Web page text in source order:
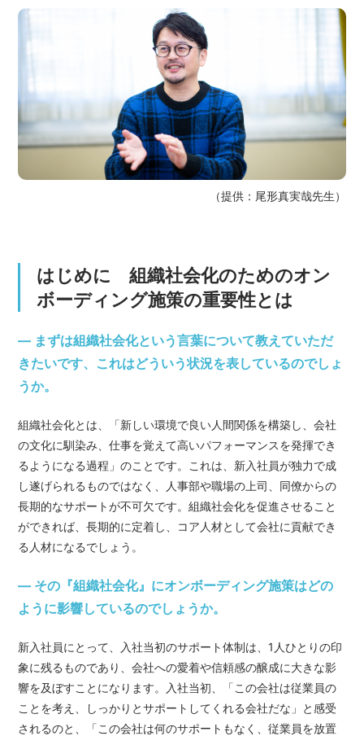
（提供：尾形真実哉先生）
はじめに 組織社会化のためのオン
ボーディング施策の重要性とは
— まずは組織社会化という言葉について教えていただ
きたいです、これはどういう状況を表しているのでしょ
うか。
組織社会化とは、「新しい環境で良い人間関係を構築し、会社
の文化に馴染み、仕事を覚えて高いパフォーマンスを発揮でき
るようになる過程」のことです。これは、新入社員が独力で成
し遂げられるものではなく、人事部や職場の上司、同僚からの
長期的なサポートが不可欠です。組織社会化を促進させること
ができれば、長期的に定着し、コア人材として会社に貢献でき
る人材になるでしょう。
— その『組織社会化』にオンボーディング施策はどの
ように影響しているのでしょうか。
新入社員にとって、入社当初のサポート体制は、1人ひとりの印
象に残るものであり、会社への愛着や信頼感の醸成に大きな影
響を及ぼすことになります。入社当初、「この会社は従業員の
ことを考え、しっかりとサポートしてくれる会社だな」と感受
されるのと、「この会社は何のサポートもなく、従業員を放置